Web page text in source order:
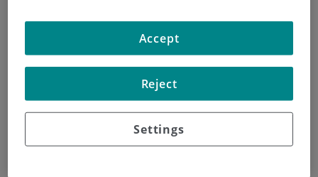
convierte en el primer centro sanitario de Madrid y el
segundo del mundo en adoptar la biopsia líquida
ultrasensible desarrollada como fruto de la alianza entre
Merck Serono y Sysmex Inostics, y basada en el análisis
de mutaciones en el ADN tumoral de la sangre
• Esta tecnología evita la cirugía y permite, a partir de una
simple muestra de sangre, el análisis del estado
Settings
Reject
Accept